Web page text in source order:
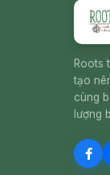
Roots
tạo
cùng
lượng